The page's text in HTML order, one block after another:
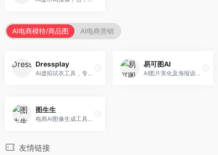
AI电商模特/商品图 AI电商营销
Dressplay
AI虚拟试衣工具，专注于服装电商体验。面向服装电商，提供虚拟试穿、尺码推荐、穿搭建议等服务，试衣体验真实。
易可图AI
AI图片美化及海报设计平台，专注于电商视觉设计。面向电商卖家，提供图片美化、海报设计、营销素材等服务，设计效率高。
图生生
电商AI图像生成工具，专注于商品图创作。面向电商卖家，提供商品图生成、背景替换、批量处理等服务，商品图质量高。
友情链接